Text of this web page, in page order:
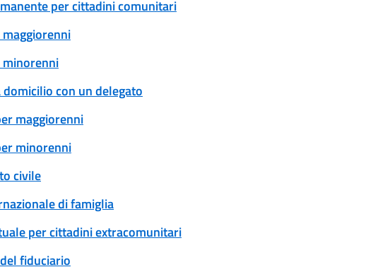
per cittadini comunitari
minorenni
con un delegato
maggiorenni
minorenni
civile
di famiglia
per cittadini extracomunitari
fiduciario